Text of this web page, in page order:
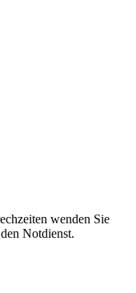
wenden Sie
Notdienst.